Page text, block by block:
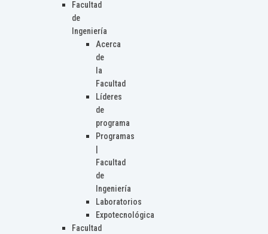
Facultad
de
Ingeniería
Acerca
de
la
Facultad
Líderes
de
programa
Programas
Facultad
de
Ingeniería
Laboratorios
Expotecnológica
Facultad